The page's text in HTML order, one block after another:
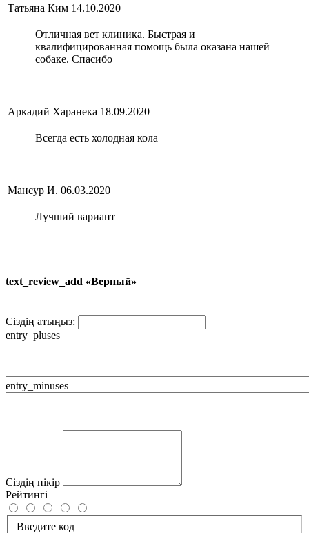
Татьяна Ким 14.10.2020
Отличная вет клиника. Быстрая и
квалифицированная помощь была оказана нашей
собаке. Спасибо
Аркадий Харанека 18.09.2020
Всегда есть холодная кола
Мансур И. 06.03.2020
Лучший вариант
text_review_add «Верный»
Сіздің атыңыз:
entry_pluses
entry_minuses
Сіздің пікір
Рейтингі
Введите код